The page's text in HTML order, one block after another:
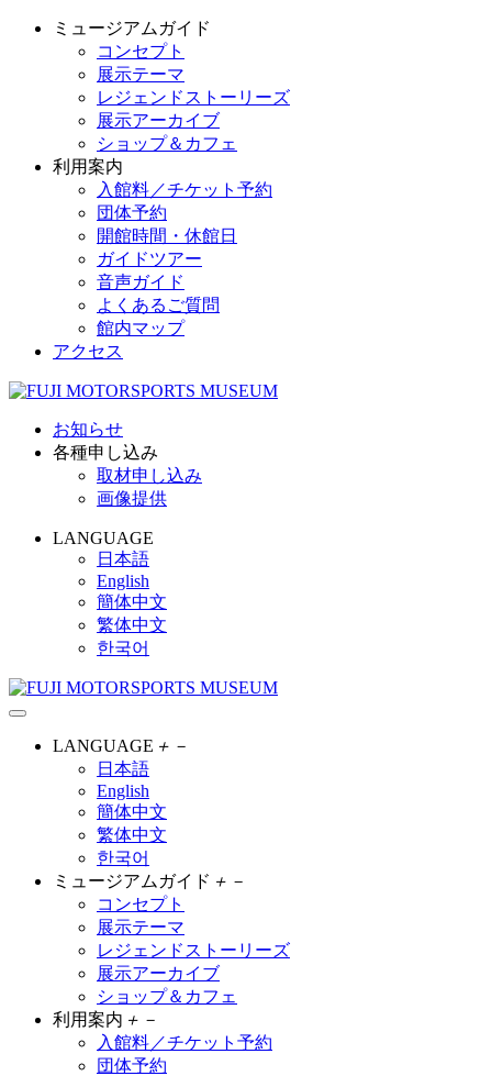
ミュージアムガイド
コンセプト
展示テーマ
レジェンドストーリーズ
展示アーカイブ
ショップ＆カフェ
利用案内
入館料／チケット予約
団体予約
開館時間・休館日
ガイドツアー
音声ガイド
よくあるご質問
館内マップ
アクセス
お知らせ
各種申し込み
取材申し込み
画像提供
LANGUAGE
日本語
English
簡体中文
繁体中文
한국어
LANGUAGE ＋ －
日本語
English
簡体中文
繁体中文
한국어
ミュージアムガイド ＋ －
コンセプト
展示テーマ
レジェンドストーリーズ
展示アーカイブ
ショップ＆カフェ
利用案内 ＋ －
入館料／チケット予約
団体予約